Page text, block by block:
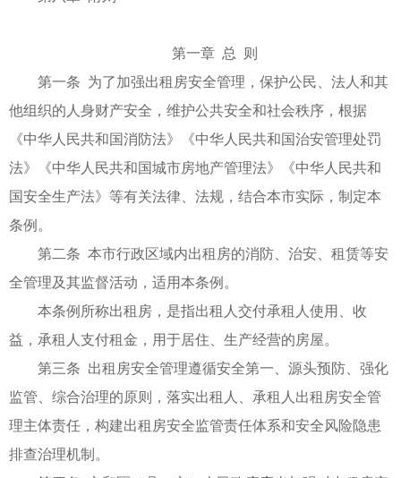
第一章 总 则
第一条 为了加强出租房安全管理，保护公民、法人和其
他组织的人身财产安全，维护公共安全和社会秩序，根据
《中华人民共和国消防法》《中华人民共和国治安管理处罚
法》《中华人民共和国城市房地产管理法》《中华人民共和
国安全生产法》等有关法律、法规，结合本市实际，制定本
条例。
第二条 本市行政区域内出租房的消防、治安、租赁等安
全管理及其监督活动，适用本条例。
本条例所称出租房，是指出租人交付承租人使用、收
益，承租人支付租金，用于居住、生产经营的房屋。
第三条 出租房安全管理遵循安全第一、源头预防、强化
监管、综合治理的原则，落实出租人、承租人出租房安全管
理主体责任，构建出租房安全监管责任体系和安全风险隐患
排查治理机制。